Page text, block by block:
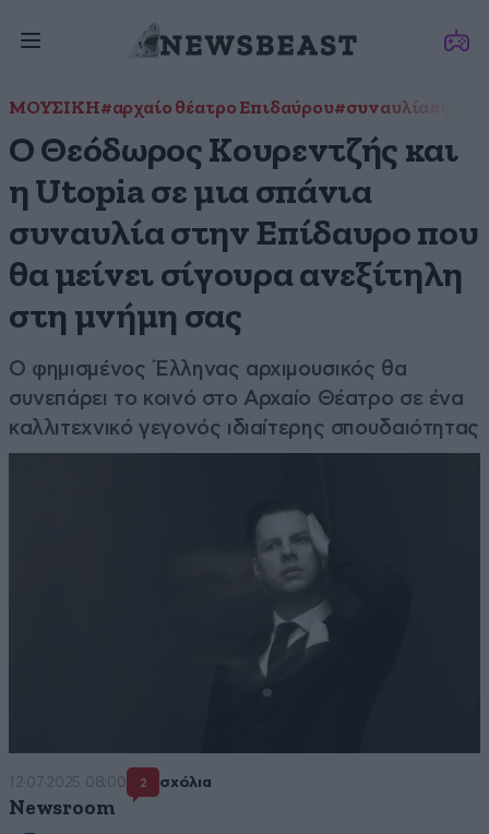
ΜΟΥΣΙΚΗ#αρχαίο θέατρο Επιδαύρου#συναυλία
Ο Θεόδωρος Κουρεντζής και
η Utopia σε μια σπάνια
συναυλία στην Επίδαυρο που
θα μείνει σίγουρα ανεξίτηλη
στη μνήμη σας
Ο φημισμένος Έλληνας αρχιμουσικός θα
συνεπάρει το κοινό στο Αρχαίο Θέατρο σε ένα
καλλιτεχνικό γεγονός ιδιαίτερης σπουδαιότητας
12·07·2025 08:00 2 σχόλια
Newsroom